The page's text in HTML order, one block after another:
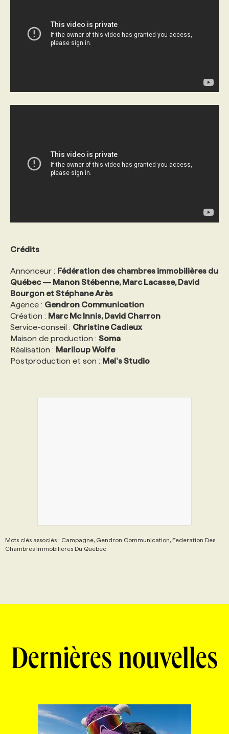
Crédits
Annonceur : Fédération des chambres immobilières du
Québec — Manon Stébenne, Marc Lacasse, David
Bourgon et Stéphane Arès
Agence : Gendron Communication
Création : Marc Mc Innis, David Charron
Service-conseil : Christine Cadieux
Maison de production : Soma
Réalisation : Mariloup Wolfe
Postproduction et son : Melʼs Studio
Mots clés associés : Campagne, Gendron Communication, Federation Des
Chambres Immobilieres Du Quebec
Dernières nouvelles